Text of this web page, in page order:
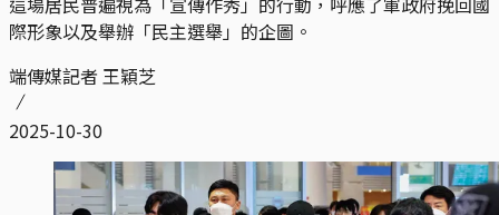
際形象以及舉辦「民主選舉」的企圖。
端傳媒記者 王穎芝
2025-10-30